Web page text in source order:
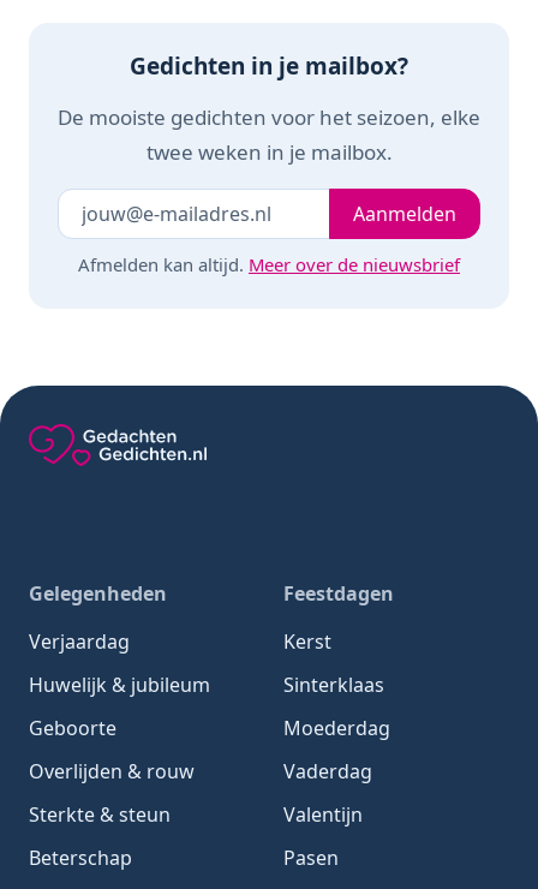
Gedichten in je mailbox?
De mooiste gedichten voor het seizoen, elke
twee weken in je mailbox.
Laat dit veld leeg Je e-mailadresAanmelden
Afmelden kan altijd. Meer over de nieuwsbrief
Gelegenheden
Verjaardag
Huwelijk & jubileum
Geboorte
Overlijden & rouw
Sterkte & steun
Beterschap
Feestdagen
Kerst
Sinterklaas
Moederdag
Vaderdag
Valentijn
Pasen